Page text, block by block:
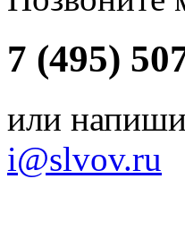
7 (495)
или
i@slvov.ru